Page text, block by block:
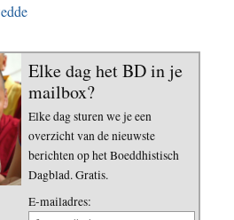
Elke dag het BD in je
mailbox?
Elke dag sturen we je een
overzicht van de nieuwste
berichten op het Boeddhistisch
Dagblad. Gratis.
E-mailadres: